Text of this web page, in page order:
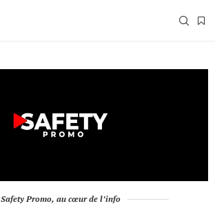
Safety Promo, au cœur de l’info